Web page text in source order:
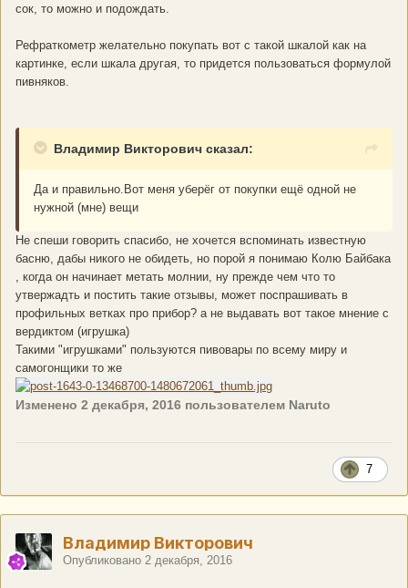
сок, то можно и подождать.
Рефраткометр желательно покупать вот с такой шкалой как на
картинке, если шкала другая, то придется пользоваться формулой
пивняков.
Владимир Викторович сказал:
Да и правильно.Вот меня уберёг от покупки ещё одной не
нужной (мне) вещи
Не спеши говорить спасибо, не хочется вспоминать известную
басню, дабы никого не обидеть, но порой я понимаю Колю Байбака
, когда он начинает метать молнии, ну прежде чем что то
утвержадть и постить такие отзывы, может поспрашивать в
профильных ветках про прибор? а не выдавать вот такое мнение с
вердиктом (игрушка)
Такими "игрушками" пользуются пивовары по всему миру и
самогонщики то же
Изменено 2 декабря, 2016 пользователем Naruto
7
Владимир Викторович
Опубликовано 2 декабря, 2016